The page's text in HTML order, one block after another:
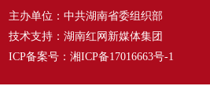
主办单位：中共湖南省委组织部
技术支持：湖南红网新媒体集团
ICP备案号： 湘ICP备17016663号-1